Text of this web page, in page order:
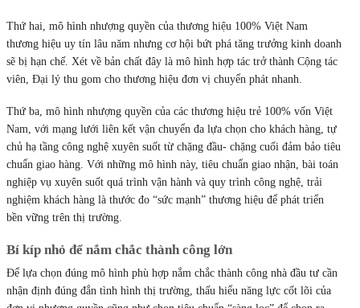
Thứ hai, mô hình nhượng quyền của thương hiệu 100% Việt Nam
thương hiệu uy tín lâu năm nhưng cơ hội bứt phá tăng trưởng kinh doanh
sẽ bị hạn chế. Xét về bản chất đây là mô hình hợp tác trở thành Cộng tác
viên, Đại lý thu gom cho thương hiệu đơn vị chuyển phát nhanh.
Thứ ba, mô hình nhượng quyền của các thương hiệu trẻ 100% vốn Việt
Nam, với mạng lưới liên kết vận chuyển đa lựa chọn cho khách hàng, tự
chủ hạ tầng công nghệ xuyên suốt từ chặng đầu- chặng cuối đảm bảo tiêu
chuẩn giao hàng. Với những mô hình này, tiêu chuẩn giao nhận, bài toán
nghiệp vụ xuyên suốt quá trình vận hành và quy trình công nghệ, trải
nghiệm khách hàng là thước đo “sức mạnh” thương hiệu để phát triển
bền vững trên thị trường.
Bí kíp nhỏ để nắm chắc thành công lớn
Để lựa chọn đúng mô hình phù hợp nắm chắc thành công nhà đầu tư cần
nhận định đúng đắn tình hình thị trường, thấu hiểu năng lực cốt lõi của